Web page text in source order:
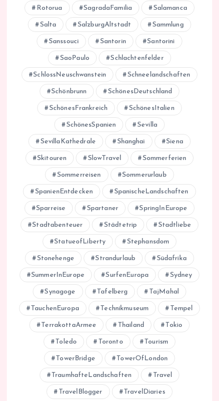
Rotorua SagradaFamilia Salamanca
Salta SalzburgAltstadt Sammlung
Sanssouci Santorin Santorini
SaoPaulo Schlachtenfelder
SchlossNeuschwanstein Schneelandschaften
Schönbrunn SchönesDeutschland
SchönesFrankreich SchönesItalien
SchönesSpanien Sevilla
SevillaKathedrale Shanghai Siena
Skitouren SlowTravel Sommerferien
Sommerreisen Sommerurlaub
SpanienEntdecken SpanischeLandschaften
Sparreise Spartaner SpringInEurope
Stadtabenteuer Städtetrip Stadtliebe
StatueofLiberty Stephansdom
Stonehenge Strandurlaub Südafrika
SummerInEurope SurfenEuropa Sydney
Synagoge Tafelberg TajMahal
TauchenEuropa Technikmuseum Tempel
TerrakottaArmee Thailand Tokio
Toledo Toronto Tourism
TowerBridge TowerOfLondon
TraumhafteLandschaften Travel
TravelBlogger TravelDiaries